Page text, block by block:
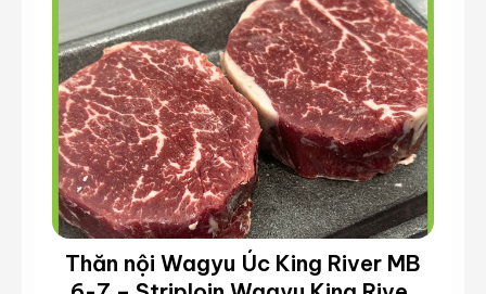
Sashimi cá trích ép trứng
Thăn nội Wagyu Úc King River MB